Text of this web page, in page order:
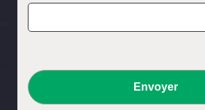
Envoyer